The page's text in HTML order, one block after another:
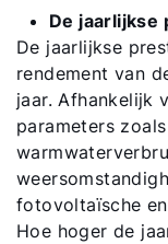
De
De jaarlijkse
rendement van
jaar. Afhankelijk
parameters
fotovoltaïsche
Hoe hoger de